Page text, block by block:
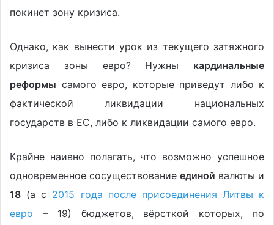
покинет зону кризиса.
Однако, как вынести урок из текущего затяжного
кризиса зоны евро? Нужны кардинальные
реформы самого евро, которые приведут либо к
фактической ликвидации национальных
государств в ЕС, либо к ликвидации самого евро.
Крайне наивно полагать, что возможно успешное
одновременное сосуществование единой валюты и
18 (а с 2015 года после присоединения Литвы к
евро – 19) бюджетов, вёрсткой которых, по